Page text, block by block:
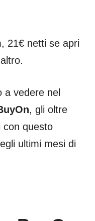
21€ netti se apri
a vedere nel
, gli oltre
con questo
ultimi mesi di